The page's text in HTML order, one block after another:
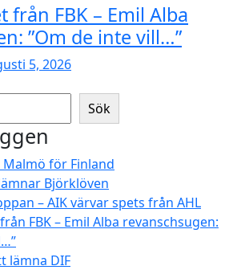
från FBK – Emil Alba
”Om de inte vill…”
5, 2026
Sök
Malmö för Finland
Björklöven
– AIK värvar spets från AHL
FBK – Emil Alba revanschsugen:
lämna DIF